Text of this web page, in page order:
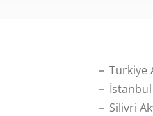
Türkiye
Silivri